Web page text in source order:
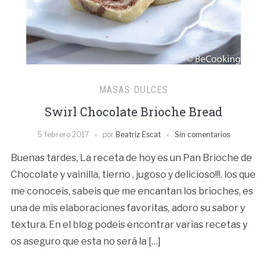
MASAS DULCES
Swirl Chocolate Brioche Bread
5 febrero 2017 por Beatriz Escat Sin comentarios
Buenas tardes, La receta de hoy es un Pan Brioche de
Chocolate y vainilla, tierno , jugoso y delicioso!!!. los que
me conoceis, sabeis que me encantan los brioches, es
una de mis elaboraciones favoritas, adoro su sabor y
textura. En el blog podeis encontrar varias recetas y
os aseguro que esta no será la […]